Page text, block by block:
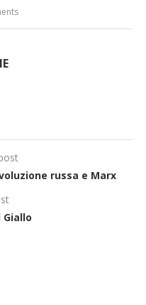
russa e Marx
Giallo